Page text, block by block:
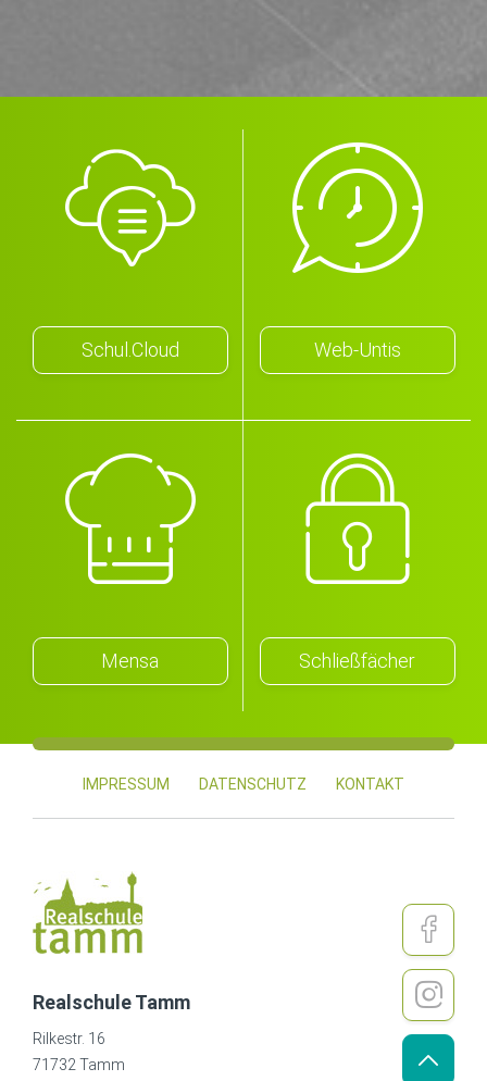
Schul.Cloud Web-Untis
Mensa Schließfächer
IMPRESSUM DATENSCHUTZ KONTAKT
Realschule Tamm
Rilkestr. 16
71732 Tamm